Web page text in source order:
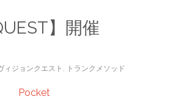
】開催
ィジョンクエスト , トランクメソッド
Pocket